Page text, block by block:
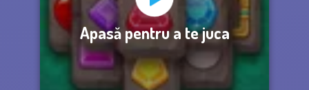
Apasă pentru a te juca